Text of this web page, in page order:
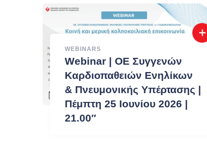
WEBINARS
Webinar | ΟΕ Συγγενών
Καρδιοπαθειών Ενηλίκων
& Πνευμονικής Υπέρτασης |
Πέμπτη 25 Ιουνίου 2026 |
21.00″